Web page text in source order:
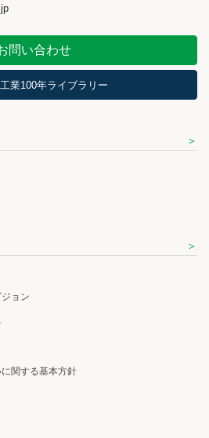
問い合わせ
業100年ライブラリー
ョン
関する基本方針